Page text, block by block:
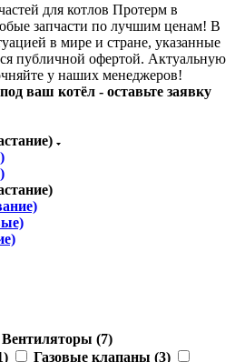
для котлов Протерм в
запчасти по лучшим ценам! В
в мире и стране, указанные
публичной офертой. Актуальную
у наших менеджеров!
ваш котёл - оставьте заявку
Вентиляторы (7)
) Газовые клапаны (3)